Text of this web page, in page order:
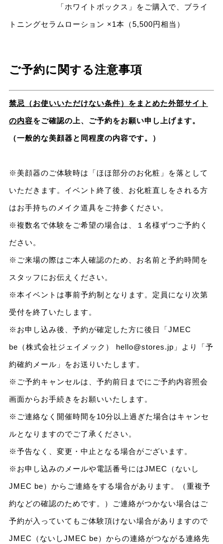
「ホワイトボックス」をご購入で、ブライ
トニングセラムローション ×1本（5,500円相当）
ご予約に関する注意事項
禁忌（お使いいただけない条件）をまとめた外部サイト
の内容をご確認の上、ご予約をお願い申し上げます。
（一般的な美顔器と同程度の内容です。）
※美顔器のご体験時は「ほほ部分のお化粧」を落として
いただきます。イベント終了後、お化粧直しをされる方
はお手持ちのメイク道具をご持参ください。
※複数名で体験をご希望の場合は、１名様ずつご予約く
ださい。
※ご来場の際はご本人確認のため、お名前と予約時間を
スタッフにお伝えください。
※本イベントは事前予約制となります。定員になり次第
受付を終了いたします。
※お申し込み後、予約が確定した方に後日「JMEC
be（株式会社ジェイメック） hello@stores.jp」より「予
約確約メール」をお送りいたします。
※ご予約キャンセルは、予約前日までにご予約内容照会
画面からお手続きをお願いいたします。
※ご連絡なく開催時間を10分以上過ぎた場合はキャンセ
ルとなりますのでご了承ください。
※予告なく、変更・中止となる場合がございます。
※お申し込みのメールや電話番号にはJMEC（ないし
JMEC be）からご連絡をする場合があります。（重複予
約などの確認のためです。）ご連絡がつかない場合はご
予約が入っていてもご体験頂けない場合がありますので
JMEC（ないしJMEC be）からの連絡がつながる連絡先